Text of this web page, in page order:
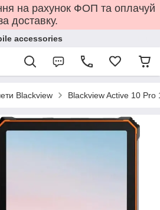
на рахунок ФОП та оплачуй
доставку.
accessories
Blackview Blackview Active 10